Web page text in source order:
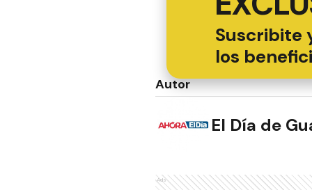
Suscribite
los
Autor
El Día de
Ads